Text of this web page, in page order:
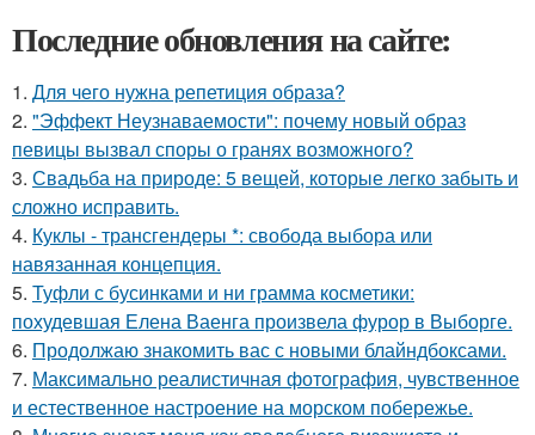
Последние обновления на сайте:
1. Для чего нужна репетиция образа?
2. "Эффект Неузнаваемости": почему новый образ
певицы вызвал споры о гранях возможного?
3. Свадьба на природе: 5 вещей, которые легко забыть и
сложно исправить.
4. Куклы - трансгендеры *: свобода выбора или
навязанная концепция.
5. Туфли с бусинками и ни грамма косметики:
похудевшая Елена Ваенга произвела фурор в Выборге.
6. Продолжаю знакомить вас с новыми блайндбоксами.
7. Максимально реалистичная фотография, чувственное
и естественное настроение на морском побережье.